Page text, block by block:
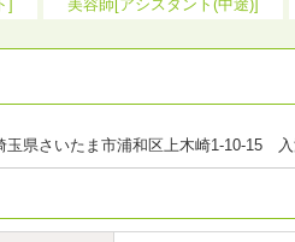
] 美容師[アシスタント(中途)]
玉県さいたま市浦和区上木崎1-10-15